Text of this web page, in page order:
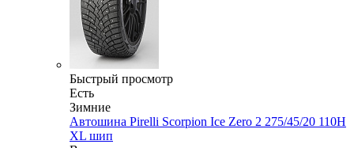
Быстрый просмотр
Есть
Зимние
Автошина Pirelli Scorpion Ice Zero 2 275/45/20 110H
XL шип